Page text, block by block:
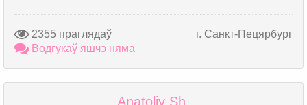
2355 праглядаў
г. Санкт-Пецярбург
Водгукаў яшчэ няма
Anatoliy Sh.